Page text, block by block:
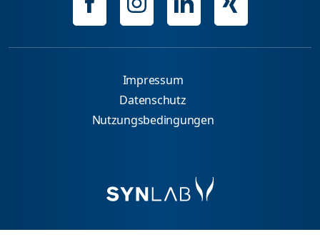
Impressum
Datenschutz
Nutzungsbedingungen